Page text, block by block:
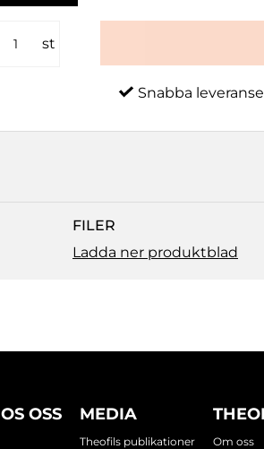
st
Snabba
FILER
Ladda ner produktblad
OSS MEDIA
Theofils publikationer Om oss